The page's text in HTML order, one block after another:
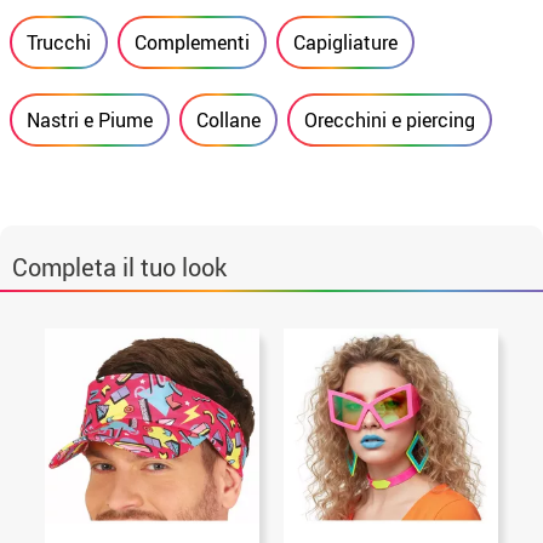
Trucchi Complementi Capigliature
Nastri e Piume Collane Orecchini e piercing
Completa il tuo look